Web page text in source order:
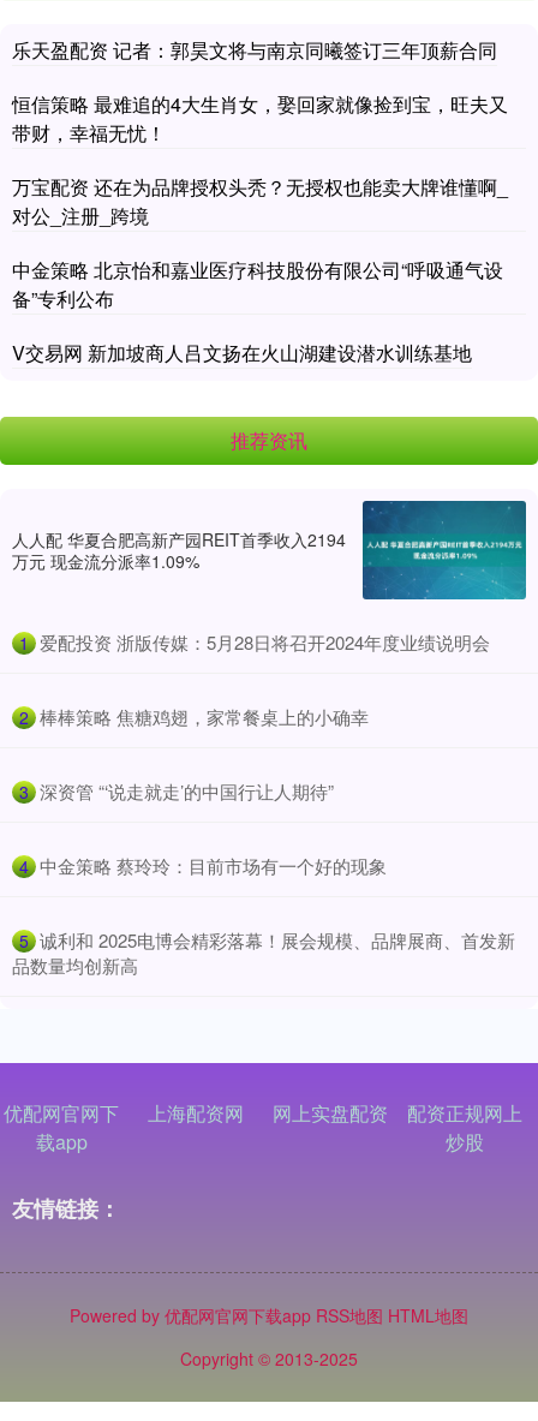
乐天盈配资 记者：郭昊文将与南京同曦签订三年顶薪合同
恒信策略 最难追的4大生肖女，娶回家就像捡到宝，旺夫又
带财，幸福无忧！
万宝配资 还在为品牌授权头秃？无授权也能卖大牌谁懂啊_
对公_注册_跨境
中金策略 北京怡和嘉业医疗科技股份有限公司“呼吸通气设
备”专利公布
V交易网 新加坡商人吕文扬在火山湖建设潜水训练基地
推荐资讯
人人配 华夏合肥高新产园REIT首季收入2194
万元 现金流分派率1.09%
1 ​爱配投资 浙版传媒：5月28日将召开2024年度业绩说明会
2 ​棒棒策略 焦糖鸡翅，家常餐桌上的小确幸
3 ​深资管 “‘说走就走’的中国行让人期待”
4 ​中金策略 蔡玲玲：目前市场有一个好的现象
5 ​诚利和 2025电博会精彩落幕！展会规模、品牌展商、首发新
品数量均创新高
优配网官网下
载app
上海配资网 网上实盘配资
配资正规网上
炒股
友情链接：
Powered by 优配网官网下载app RSS地图 HTML地图
Copyright © 2013-2025